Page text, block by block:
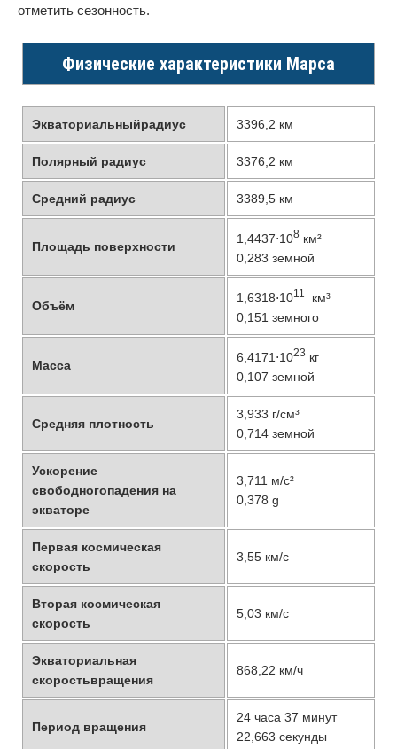
отметить сезонность.
Физические характеристики Марса
Экваториальныйрадиус 3396,2 км
Полярный радиус 3376,2 км
Средний радиус 3389,5 км
Площадь поверхности
1,4437⋅108 км²
0,283 земной
Объём
1,6318⋅1011
км³
0,151 земного
Масса
6,4171⋅1023 кг
0,107 земной
Средняя плотность
3,933 г/см³
0,714 земной
Ускорение
свободногопадения на
экваторе
3,711 м/с²
0,378 g
Первая космическая
скорость
3,55 км/с
Вторая космическая
скорость
5,03 км/с
Экваториальная
скоростьвращения
868,22 км/ч
Период вращения
24 часа 37 минут
22,663 секунды